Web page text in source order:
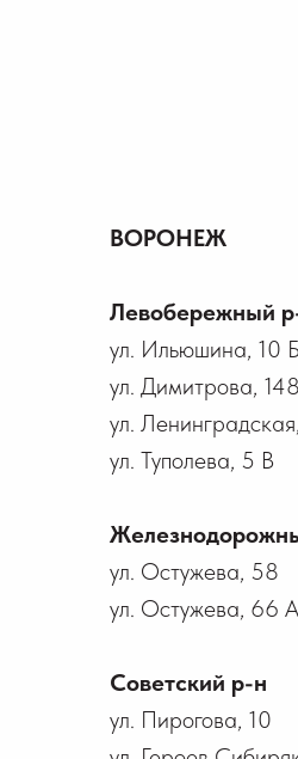
ВОРОНЕЖ
Левобережный
ул. Ильюшина, 10 Б
ул. Димитрова,
ул.
ул. Туполева, 5 В
ул. Остужева, 58
ул. Остужева, 66 А
Советский р-н
ул. Пирогова, 10